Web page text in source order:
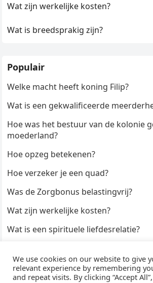
Wat zijn werkelijke kosten?
Wat is breedsprakig zijn?
Populair
Welke macht heeft koning Filip?
Wat is een gekwalificeerde
Hoe was het bestuur van de kolonie
moederland?
Hoe opzeg betekenen?
Hoe verzeker je een quad?
Was de Zorgbonus belastingvrij?
Wat zijn werkelijke kosten?
Wat is een spirituele liefdesrelatie?
Hoe duur zijn Keukendeurtjes?
We use cookies on our website to give
relevant experience by remembering
and repeat visits. By clicking “Accept